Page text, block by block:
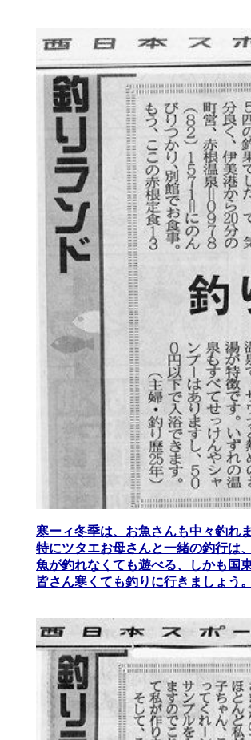
寒ーィ冬季は、お魚さんも中々釣れ
特にツタエお母さんと一緒の釣行は
魚が釣れなくても遊べる、しかも国
皆さん寒くても釣りに行きましょう。